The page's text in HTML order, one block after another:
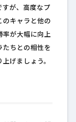
すが、高度なプ
のキャラと他の
率が大幅に向上
たちとの相性を
げましょう。